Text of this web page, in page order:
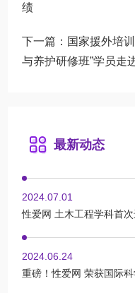
绩
下一篇： 国家援外培
与养护研修班”学员走
最新动态
2024.07.01
性爱网 土木工程学科首
2024.06.24
重磅！性爱网 荣获国际